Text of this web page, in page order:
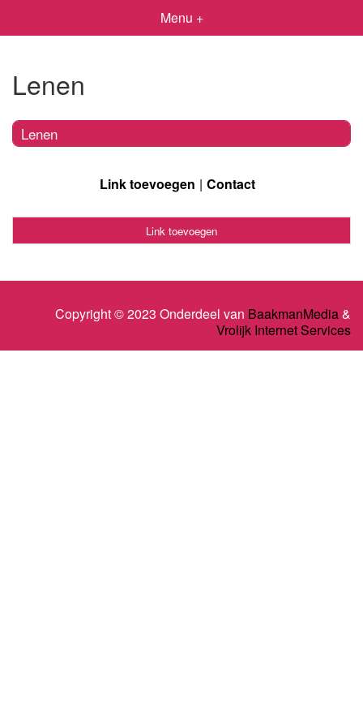
Menu +
Lenen
Lenen
Link toevoegen Contact
Link toevoegen
Copyright © 2023 Onderdeel van BaakmanMedia&
Vrolijk Internet Services